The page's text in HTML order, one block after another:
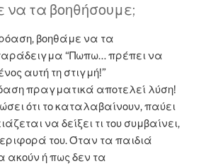
να τα βοηθήσουμε;
βοηθάμε να τα
“Πωπω… πρέπει να
αυτή τη στιγμή!”
πραγματικά αποτελεί λύση!
ότι το καταλαβαίνουν, παύει
να δείξει τι του συμβαίνει,
του. Όταν τα παιδιά
ακούν ή πως δεν τα